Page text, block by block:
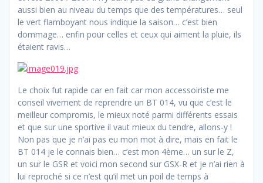
aussi bien au niveau du temps que des températures… seul
le vert flamboyant nous indique la saison… c’est bien
dommage… enfin pour celles et ceux qui aiment la pluie, ils
étaient ravis…
Le choix fut rapide car en fait car mon accessoiriste me
conseil vivement de reprendre un BT 014, vu que c’est le
meilleur compromis, le mieux noté parmi différents essais
et que sur une sportive il vaut mieux du tendre, allons-y !
Non pas que je n’ai pas eu mon mot à dire, mais en fait le
BT 014 je le connais bien… c’est mon 4ème… un sur le Z,
un sur le GSR et voici mon second sur GSX-R et je n’ai rien à
lui reproché si ce n’est qu’il met un poil de temps à